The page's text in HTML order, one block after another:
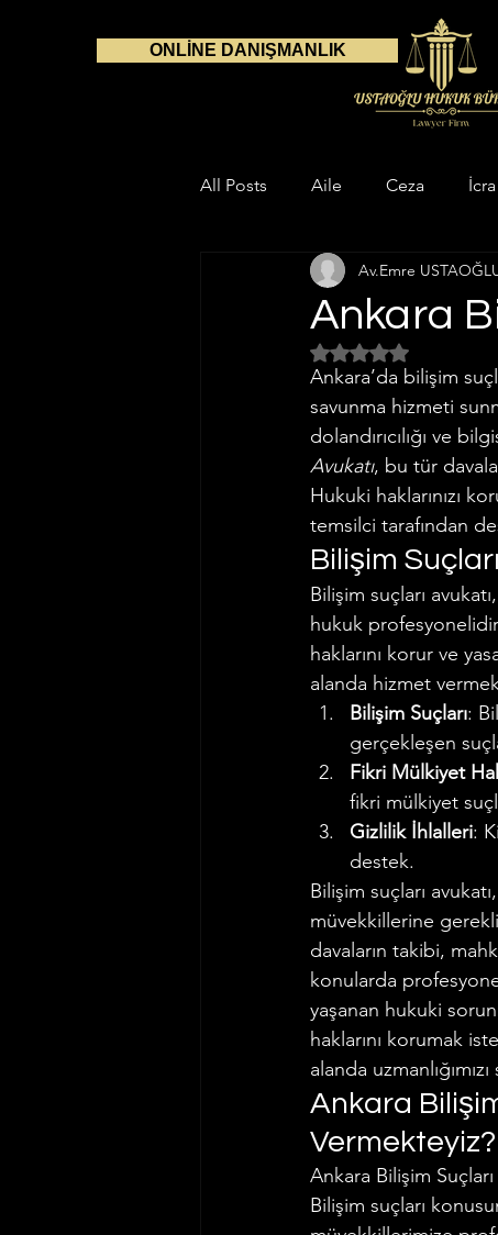
ONLİNE DANIŞMANLIK
All Posts Aile Ceza
Danışmanlık Avukat
Çalışma Alanlarımız
Gayrimenkul Hukuku İnfaz
İş ve Sosyal Güvenlik Hukuku
Vergi Hukuku Trafik Hukuku
Ankara
Av.Emre
5 üzerinden NaN
Ankara’da bilişim
savunma hizmeti
dolandırıcılığı ve
Avukatı, bu tür
Hukuki haklarınızı
temsilci tarafından
Bilişim
Bilişim suçları
hukuk
haklarını korur ve
alanda hizmet
Bilişim Suçları:
gerçekleşen
Fikri Mülkiyet
fikri mülkiyet
Gizlilik İhlalleri:
destek.
Bilişim suçları
müvekkillerine
davaların takibi,
konularda
yaşanan hukuki
haklarını korumak
alanda
Ankara
Vermekteyiz?
Ankara Bilişim
Bilişim suçları